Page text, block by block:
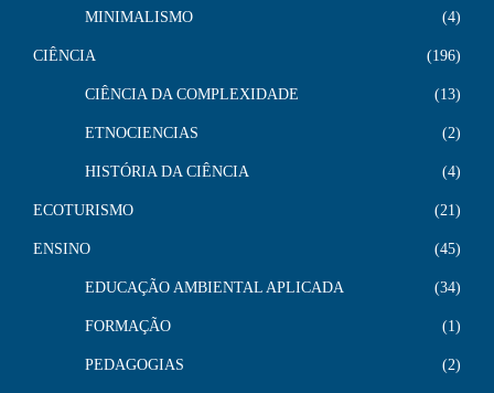
MINIMALISMO 4
CIÊNCIA 196
CIÊNCIA DA COMPLEXIDADE 13
ETNOCIENCIAS 2
HISTÓRIA DA CIÊNCIA 4
ECOTURISMO 21
ENSINO 45
EDUCAÇÃO AMBIENTAL APLICADA 34
FORMAÇÃO 1
PEDAGOGIAS 2